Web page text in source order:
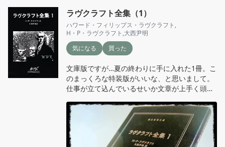
かしているような色づけ。キャラものではある
けどそこまでの嫌味は感じなくて読みやすい印
象。他はミステリー色が減るって聞いたけど、
ミステリーにもの凄い拘りがあるわけでもない
ので、もうちょっと読んでみたいな。
ラヴクラフト全集（1）
ハワード・フィリップス・ラヴクラフト ,
H・P・ラヴクラフト ,大西尹明
気になる
買った
文庫版ですが…夏の終わりに手に入れた1冊。こ
のまっくろな特装版がいいな、と思いまして。
仕事が立て込んでいるせいか文章が上手く頭に